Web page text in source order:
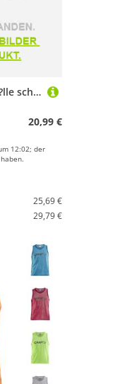
Kempa Ballsack f?r 12 B?lle schwarz 200480401 Gr. NOSIZE
20,99 €
12:02; der
25,69 €
29,79 €